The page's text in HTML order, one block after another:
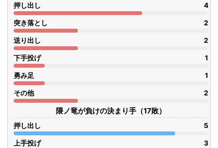
押し出し 4
突き落とし 2
送り出し 2
下手投げ 1
勇み足 1
その他 2
隈ノ竜が負けの決まり手（17敗）
押し出し 5
上手投げ 3